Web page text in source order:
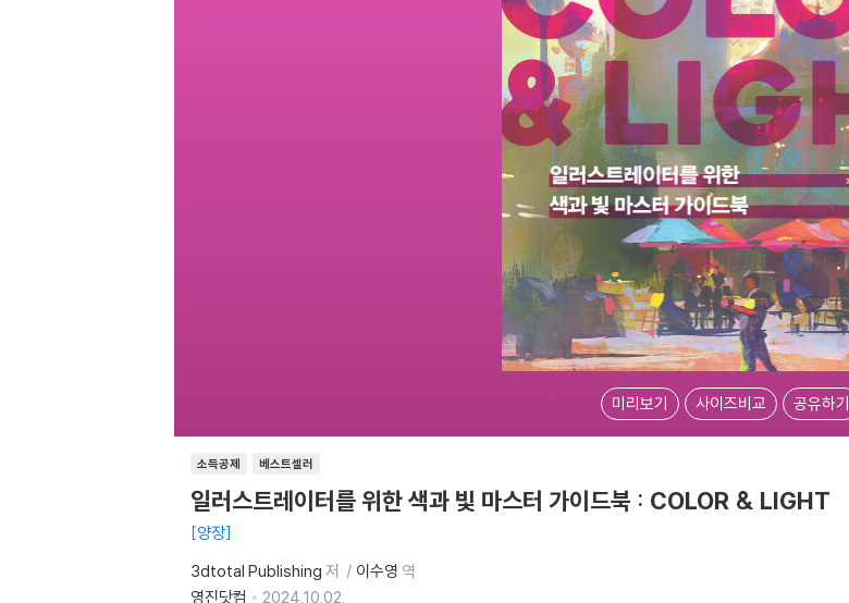
미리보기 사이즈비교 공유하기
소득공제 베스트셀러
일러스트레이터를 위한 색과 빛 마스터 가이드북 : COLOR & LIGHT
양장
3dtotal Publishing 저 이수영 역
영진닷컴
2024.10.02.